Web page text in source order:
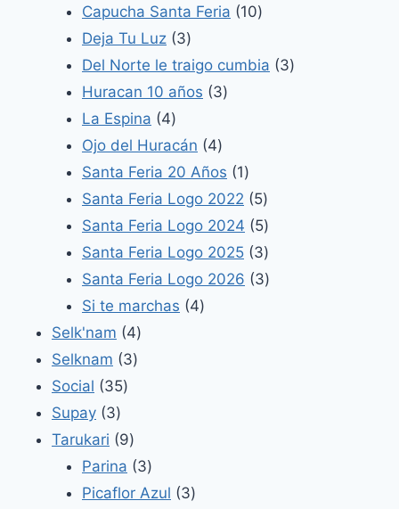
productos
Capucha Santa Feria 1010
Deja Tu Luz 33
productos
Del Norte le traigo cumbia 33
Huracan 10 años 33
La Espina 44
productos
Ojo del Huracán 44
productos
Santa Feria 20 Años 11
producto
Santa Feria Logo 2022 55
productos
Santa Feria Logo 2024 55
productos
Santa Feria Logo 2025 33
productos
Santa Feria Logo 2026 33
Si te marchas 44
Selk'nam 44
productos
Selknam 33
Social 3535
Supay 33
productos
Tarukari 99
productos
Parina 33
productos
Picaflor Azul 33